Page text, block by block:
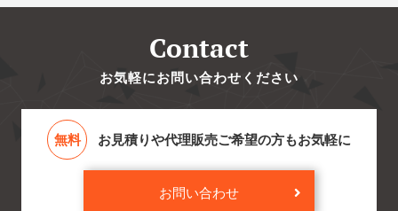
Contact
お気軽にお問い合わせください
無料 お見積りや代理販売ご希望の方もお気軽に
お問い合わせ